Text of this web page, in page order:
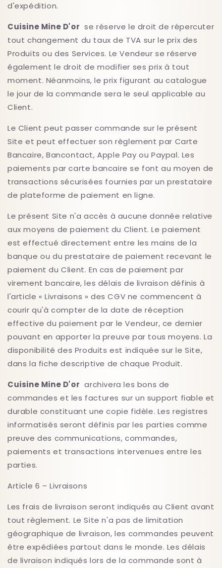
d'expédition.
Cuisine Mine D'or se réserve le droit de répercuter
tout changement du taux de TVA sur le prix des
Produits ou des Services. Le Vendeur se réserve
également le droit de modifier ses prix à tout
moment. Néanmoins, le prix figurant au catalogue
le jour de la commande sera le seul applicable au
Client.
Le Client peut passer commande sur le présent
Site et peut effectuer son règlement par Carte
Bancaire, Bancontact, Apple Pay ou Paypal. Les
paiements par carte bancaire se font au moyen de
transactions sécurisées fournies par un prestataire
de plateforme de paiement en ligne.
Le présent Site n'a accès à aucune donnée relative
aux moyens de paiement du Client. Le paiement
est effectué directement entre les mains de la
banque ou du prestataire de paiement recevant le
paiement du Client. En cas de paiement par
virement bancaire, les délais de livraison définis à
l'article « Livraisons » des CGV ne commencent à
courir qu'à compter de la date de réception
effective du paiement par le Vendeur, ce dernier
pouvant en apporter la preuve par tous moyens. La
disponibilité des Produits est indiquée sur le Site,
dans la fiche descriptive de chaque Produit.
Cuisine Mine D'or archivera les bons de
commandes et les factures sur un support fiable et
durable constituant une copie fidèle. Les registres
informatisés seront définis par les parties comme
preuve des communications, commandes,
paiements et transactions intervenues entre les
parties.
Article 6 – Livraisons
Les frais de livraison seront indiqués au Client avant
tout règlement. Le Site n'a pas de limitation
géographique de livraison, les commandes peuvent
être expédiées partout dans le monde. Les délais
de livraison indiqués lors de la commande sont à